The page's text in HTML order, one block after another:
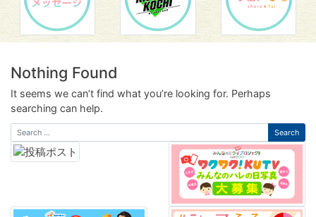
Nothing Found
It seems we can’t find what you’re looking for. Perhaps
searching can help.
Search